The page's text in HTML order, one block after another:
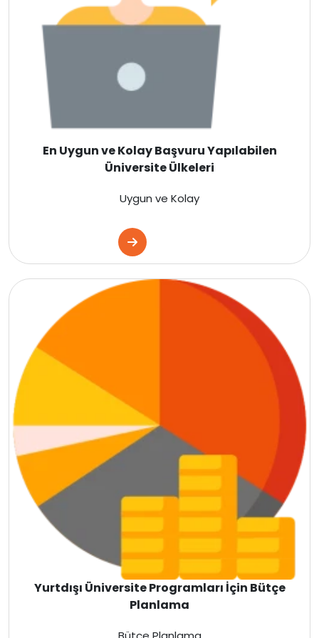
Hollanda
İngiltere
İrlanda
İspanya
Almanya
Çin
Gürcistan
Litvanya
En Uygun ve Kolay Başvuru Yapılabilen
Üniversite Ülkeleri
Uygun ve Kolay
Yurtdışı Üniversite Programları İçin Bütçe
Planlama